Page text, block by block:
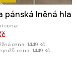
pánská lněná
cena:
cena: 1449 Kč
cena: 1449 Kč